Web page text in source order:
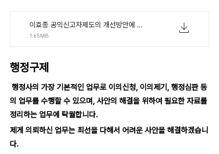
이효종 공익신고자제도의 개선방안에 관한 연구 2018.
1.65MB
행정구제
행정사의 가장 기본적인 업무로 이의신청, 이의제기, 행정심판 등
의 업무를 수행할 수 있으며, 사안의 해결을 위하여 필요한 자료를
정리하는 업무에 탁월합니다.
제게 의뢰하신 업무는 최선을 다해서 어려운 사안을 해결하겠습니
다.